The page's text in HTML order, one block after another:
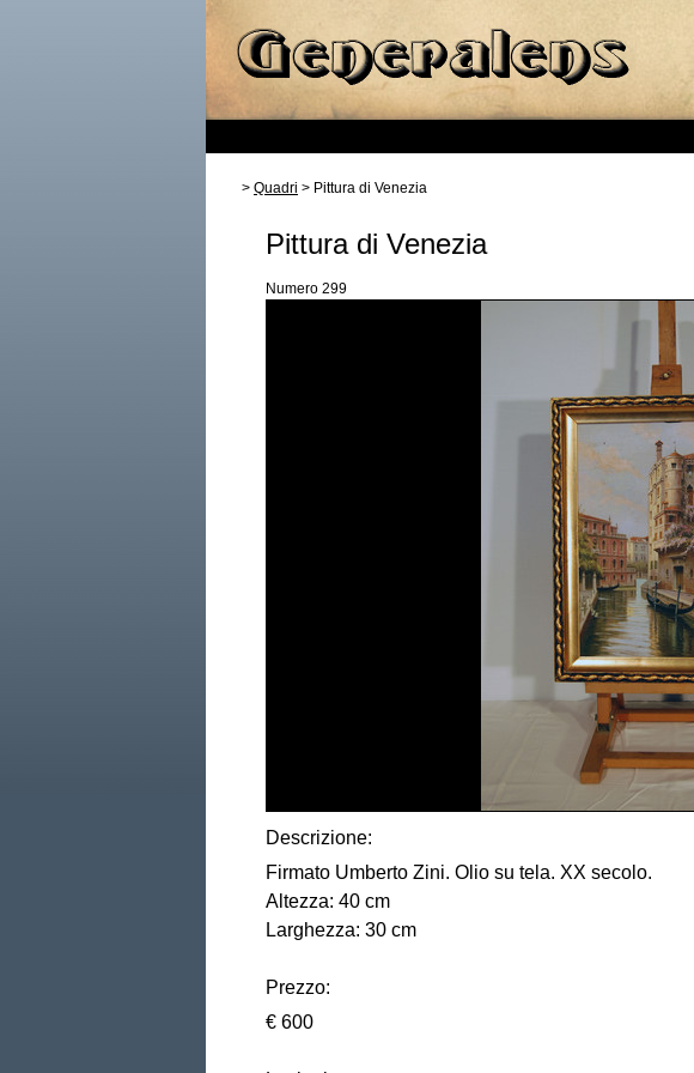
> Quadri > Pittura di Venezia
Pittura di Venezia
Numero 299
Descrizione:
Firmato Umberto Zini. Olio su tela. XX secolo.
Altezza: 40 cm
Larghezza: 30 cm
Prezzo:
€ 600